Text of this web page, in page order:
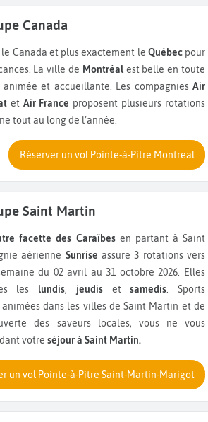
Canada
le Canada et plus exactement le Québec pour
La ville de Montréal est belle en toute
et accueillante. Les compagnies Air
et Air France proposent plusieurs rotations
tout au long de l’année.
Réserver un vol Pointe-à-Pitre Montreal
Saint Martin
facette des Caraïbesen partant à Saint
aérienne Sunrise assure 3 rotations vers
du 02 avril au 31 octobre 2026. Elles
les
lundis, jeudis etsamedis . Sports
dans les villes de Saint Martin et de
des saveurs locales, vous ne vous
votre séjour à Saint Martin.
un vol Pointe-à-Pitre Saint-Martin-Marigot